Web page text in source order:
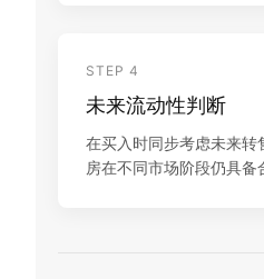
STEP 4
未来流动性判断
在买入时同步考虑未来转
房在不同市场阶段仍具备